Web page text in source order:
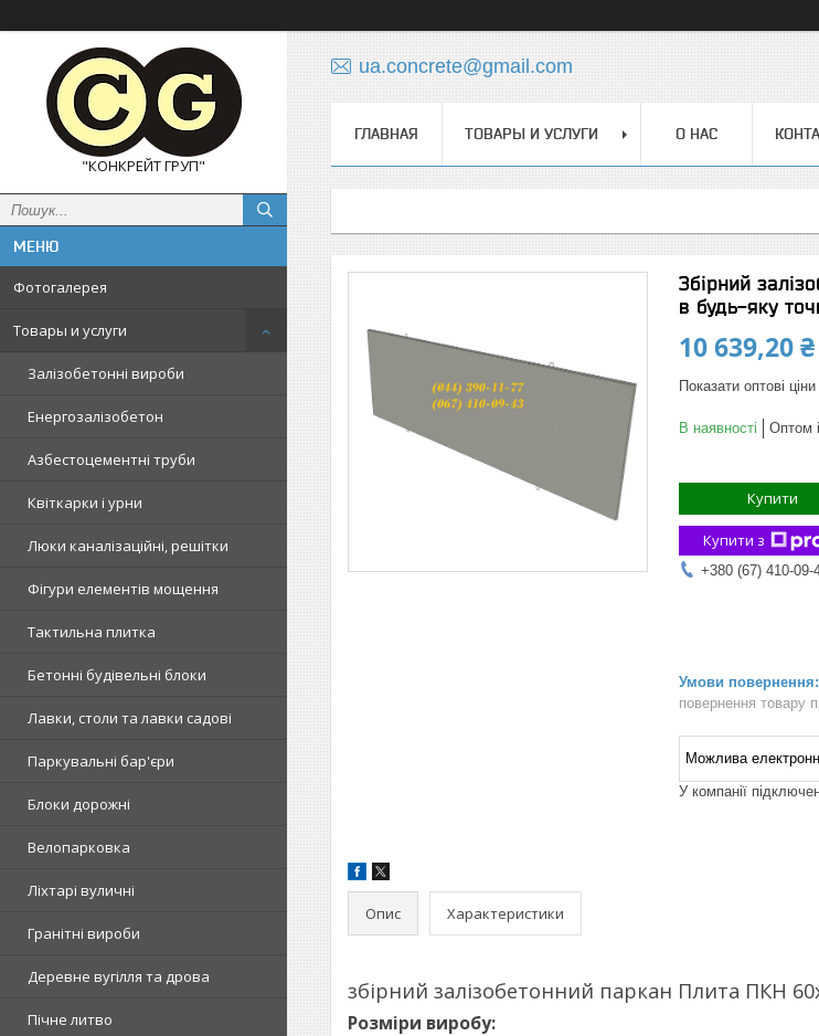
"КОНКРЕЙТ ГРУП"
Фотогалерея
Товары и услуги
Залізобетонні вироби
Енергозалізобетон
Азбестоцементні труби
Квіткарки і урни
Люки каналізаційні, решітки
Фігури елементів мощення
Тактильна плитка
Бетонні будівельні блоки
Лавки, столи та лавки садові
Паркувальні бар'єри
Блоки дорожні
Велопарковка
Ліхтарі вуличні
Гранітні вироби
Деревне вугілля та дрова
Пічне литво
ua.concrete@gmail.com
ГЛАВНАЯ ТОВАРЫ И УСЛУГИ О НАС
Збірний
в будь-яку
10 639,20 ₴
Показати оптові ціни
В наявності Оптом
Купити
Купити з
+380 (67) 410-09-
повернення товару
У компанії
Опис Характеристики
збірний залізобетонний паркан Плита ПКН
Розміри виробу: